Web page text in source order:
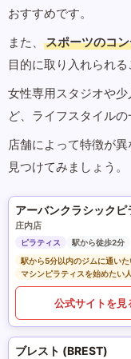
おすすめです。
また、
スポーツのコ
目的に取り入れられる
女性専用スタジオや
ど、ライフスタイル
店舗によって特徴が
見つけてみましょう。
庄内店
ピラティス
駅から徒歩2分
駅から5分以内のジムに通いた
マシンピラティスを始めたい人
公式サイトを見
ブレスト (BREST)